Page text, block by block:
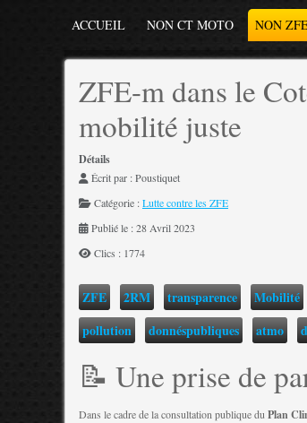
ACCUEIL NON CT MOTO NON
ZFE-m dans le
mobilité juste
Détails
Écrit par :Poustiquet
Catégorie :Lutte contre les ZFE
Publié le : 28 Avril 2023
Clics : 1774
ZFE 2RM transparence Mobilité
pollution
donnéspubliques atmo
📝 Une prise de
Dans le cadre de la consultation publique du Plan